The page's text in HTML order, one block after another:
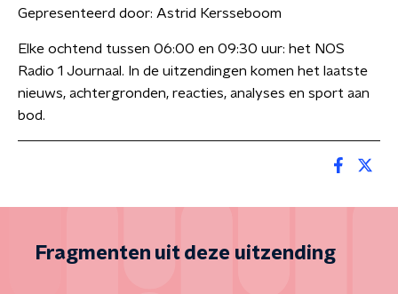
Gepresenteerd door: Astrid Kersseboom
Elke ochtend tussen 06:00 en 09:30 uur: het NOS
Radio 1 Journaal. In de uitzendingen komen het laatste
nieuws, achtergronden, reacties, analyses en sport aan
bod.
Fragmenten uit deze uitzending